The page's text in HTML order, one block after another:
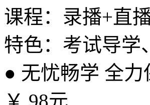
课程：录播+直
特色：考试导学
● 无忧畅学 全力